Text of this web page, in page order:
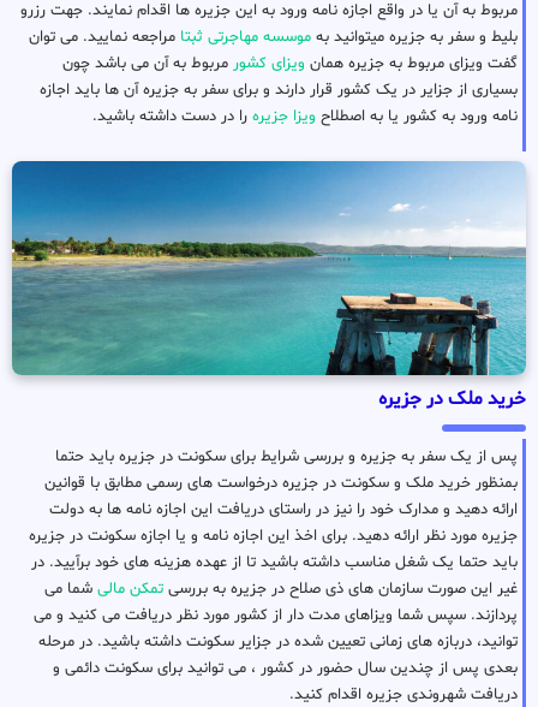
مربوط به آن یا در واقع اجازه نامه ورود به این جزیره ها اقدام نمایند. جهت رزرو
بلیط و سفر به جزیره میتوانید به موسسه مهاجرتی ثبتا مراجعه نمایید. می توان
گفت ویزای مربوط به جزیره همان ویزای کشور مربوط به آن می باشد چون
بسیاری از جزایر در یک کشور قرار دارند و برای سفر به جزیره آن ها باید اجازه
نامه ورود به کشور یا به اصطلاح ویزا جزیره را در دست داشته باشید.
خرید ملک در جزیره
پس از یک سفر به جزیره و بررسی شرایط برای سکونت در جزیره باید حتما
بمنظور خرید ملک و سکونت در جزیره درخواست های رسمی مطابق با قوانین
ارائه دهید و مدارک خود را نیز در راستای دریافت این اجازه نامه ها به دولت
جزیره مورد نظر ارائه دهید. برای اخذ این اجازه نامه و یا اجازه سکونت در جزیره
باید حتما یک شغل مناسب داشته باشید تا از عهده هزینه های خود برآیید. در
غیر این صورت سازمان های ذی صلاح در جزیره به بررسی تمکن مالی شما می
پردازند. سپس شما ویزاهای مدت دار از کشور مورد نظر دریافت می کنید و می
توانید، دربازه های زمانی تعیین شده در جزایر سکونت داشته باشید. در مرحله
بعدی پس از چندین سال حضور در کشور ، می توانید برای سکونت دائمی و
دریافت شهروندی جزیره اقدام کنید.